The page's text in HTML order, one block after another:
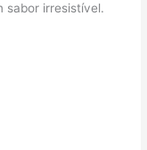
sabor irresistível.